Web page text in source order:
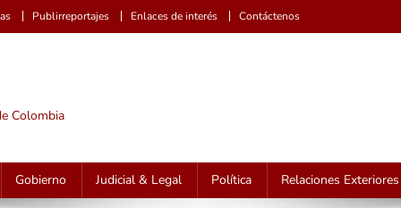
Publirreportajes Enlaces de interés Contáctenos
Colombia
Gobierno Judicial & Legal Política Relaciones Exteriores